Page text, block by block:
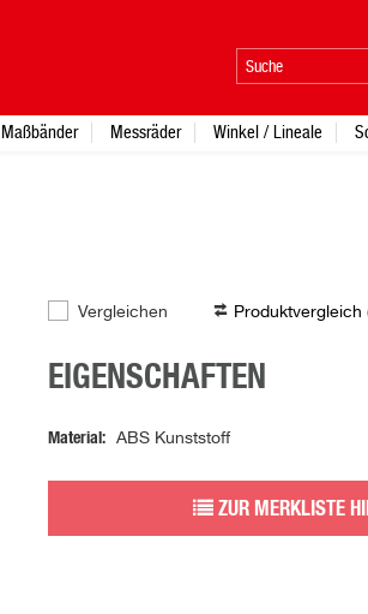
Vergleichen Produktvergleich
EIGENSCHAFTEN
Material ABS Kunststoff
ZUR MERKLISTE
Maßbänder Messräder Winkel / Lineale